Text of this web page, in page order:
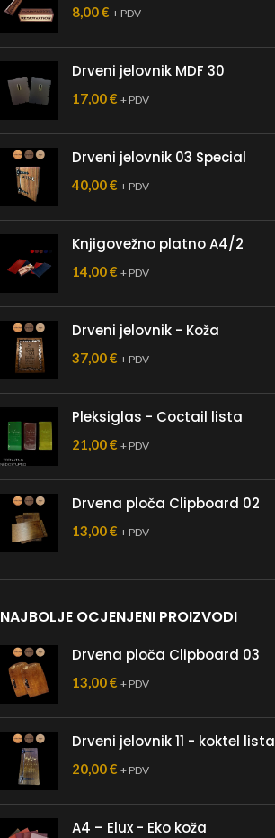
8,00€ + PDV
Drveni jelovnik MDF 30
17,00€ + PDV
Drveni jelovnik 03 Special
40,00€ + PDV
Knjigovežno platno A4/2
14,00€ + PDV
Drveni jelovnik - Koža
37,00€ + PDV
Pleksiglas - Coctail lista
21,00€ + PDV
Drvena ploča Clipboard 02
13,00€ + PDV
NAJBOLJE OCJENJENI PROIZVODI
Drvena ploča Clipboard 03
13,00€ + PDV
Drveni jelovnik 11 - koktel lista
20,00€ + PDV
A4 – Elux - Eko koža